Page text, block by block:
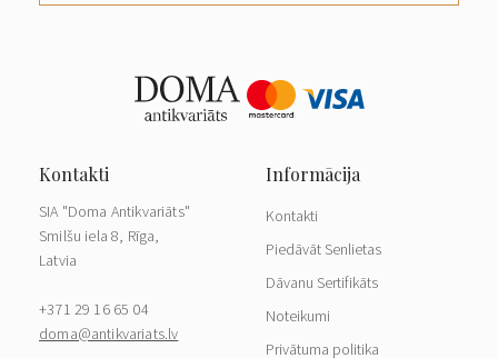
SIA "Doma Antikvariāts"
Smilšu iela 8, Rīga,
Latvia
+371 29 16 65 04
doma@antikvariats.lv
Kontakti
Piedāvāt Senlietas
Dāvanu Sertifikāts
Noteikumi
Privātuma politika